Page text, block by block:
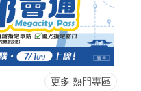
更多 熱門專區